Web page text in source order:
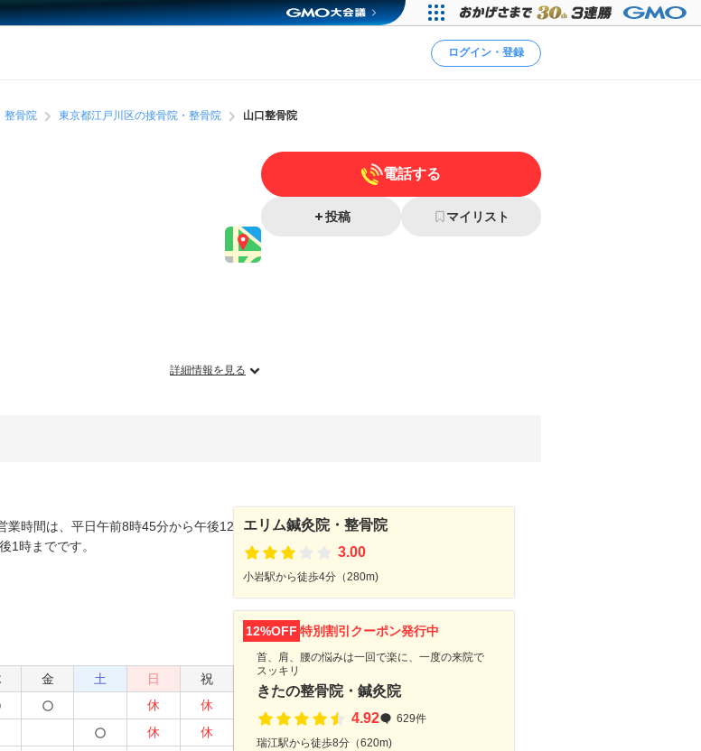
ログイン・登録
整骨院 東京都江戸川区の接骨院・整骨院 山口整骨院
詳細情報を見る
電話する
投稿 マイリスト
業時間は、平日午前8時45分から午後12
1時までです。
金 土 日
祝
休
休
休
休
エリム鍼灸院・整骨院
3.00
小岩駅から徒歩4分（280m)
12%OFF 特別割引クーポン発行中
首、肩、腰の悩みは一回で楽に、一度の来院で
スッキリ
きたの整骨院・鍼灸院
4.92
629件
瑞江駅から徒歩8分（620m)